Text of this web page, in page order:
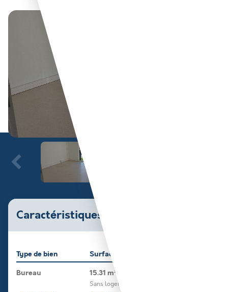
Caractéristiques du bien
Type de bien
Bureau
Surface
15.31 m²
Sans logement